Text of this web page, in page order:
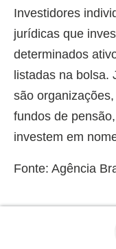
Investidores
jurídicas que
determinados
listadas na bolsa.
são
fundos de
investem em
Fonte: Agência